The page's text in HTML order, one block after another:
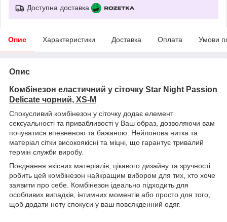
Доступна доставка
Опис Характеристики Доставка Оплата Умови
Опис
Комбінезон еластичний у сіточку Star Night Passion
Delicate чорний, XS-M
Спокусливий комбінезон у сіточку додає елемент
сексуальності та привабливості у Ваш образ, дозволяючи вам
почуватися впевненою та бажаною. Нейлонова нитка та
матеріал сітки високоякісні та міцні, що гарантує тривалий
термін служби виробу.
Поєднання якісних матеріалів, цікавого дизайну та зручності
робить цей комбінезон найкращим вибором для тих, хто хоче
заявити про себе. Комбінезон ідеально підходить для
особливих випадків, інтимних моментів або просто для того,
щоб додати ноту спокуси у ваш повсякденний одяг.